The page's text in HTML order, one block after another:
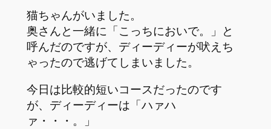
猫ちゃんがいました。
奥さんと一緒に「こっちにおいで。」と
呼んだのですが、ディーディーが吠えち
ゃったので逃げてしまいました。
今日は比較的短いコースだったのです
が、ディーディーは「ハァハ
ァ・・・。」